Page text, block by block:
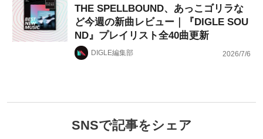
THE SPELLBOUND、あっこゴリラな
ど今週の新曲レビュー｜『DIGLE SOU
ND』プレイリスト全40曲更新
DIGLE編集部 2026/7/6
SNSで記事をシェア